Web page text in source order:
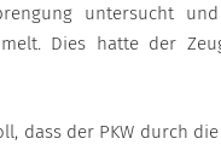
untersucht
Dies hatte der
dass der PKW durch